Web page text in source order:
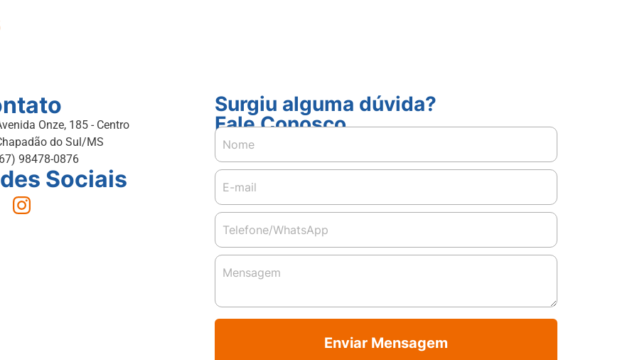
Onze, 185 - Centro
do Sul/MS
98478-0876
Sociais
Surgiu alguma dúvida?
Fale Conosco
Enviar Mensagem